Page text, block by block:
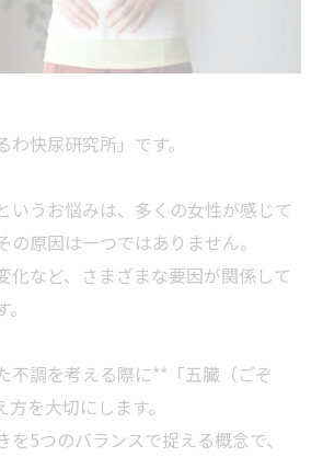
快尿研究所」です。
いうお悩みは、多くの女性が感じて
の原因は一つではありません。
化など、さまざまな要因が関係して
不調を考える際に**「五臓（ごぞ
を大切にします。
を5つのバランスで捉える概念で、